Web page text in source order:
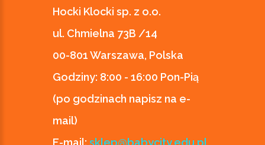
Hocki Klocki sp. z o.o.
ul. Chmielna 73B /14
00-801 Warszawa, Polska
Godziny: 8:00 - 16:00 Pon-Pią
(po godzinach napisz na e-
mail)
E-mail: sklep@babycity.edu.pl